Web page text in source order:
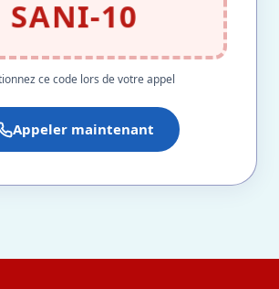
SANI-10
ce code lors de votre appel
Appeler maintenant